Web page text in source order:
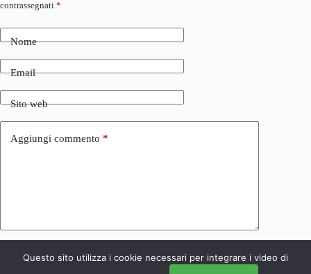
contrassegnati *
Nome
Email
Sito web
Aggiungi commento *
Invia commento
Questo sito utilizza i cookie necessari per integrare i video di